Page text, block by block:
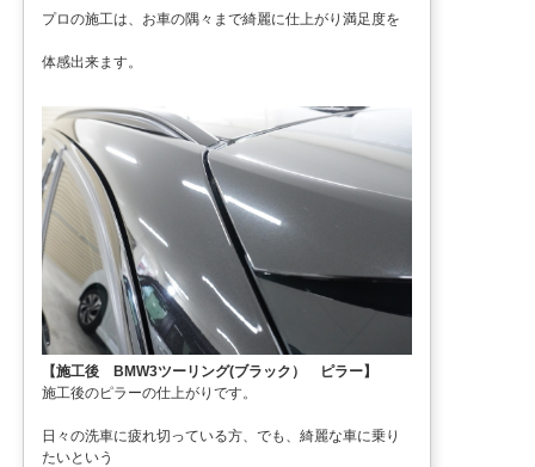
プロの施工は、お車の隅々まで綺麗に仕上がり満足度を
体感出来ます。
【施工後 BMW3ツーリング(ブラック） ピラー】
施工後のピラーの仕上がりです。
日々の洗車に疲れ切っている方、でも、綺麗な車に乗り
たいという